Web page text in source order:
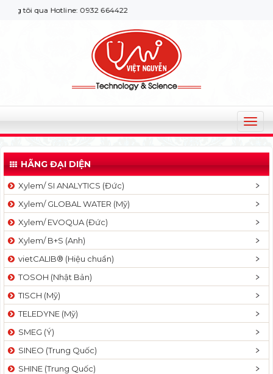
tôi qua Hotline: 0932 664422
T
o
g
l
v
a
t
n
HÃNG ĐẠI DIỆN
Xylem/ SI ANALYTICS (Đức)
Xylem/ GLOBAL WATER (Mỹ)
Xylem/ EVOQUA (Đức)
Xylem/ B+S (Anh)
vietCALIB® (Hiệu chuẩn)
TOSOH (Nhật Bản)
TISCH (Mỹ)
TELEDYNE (Mỹ)
SMEG (Ý)
SINEO (Trung Quốc)
SHINE (Trung Quốc)